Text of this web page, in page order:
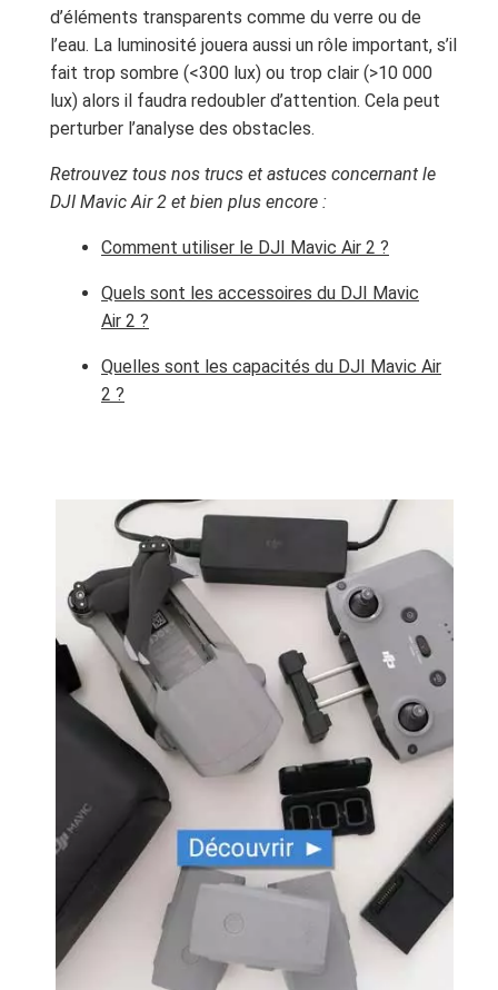
d’éléments transparents comme du verre ou de
l’eau. La luminosité jouera aussi un rôle important, s’il
fait trop sombre (<300 lux) ou trop clair (>10 000
lux) alors il faudra redoubler d’attention. Cela peut
perturber l’analyse des obstacles.
Retrouvez tous nos trucs et astuces concernant le
DJI Mavic Air 2 et bien plus encore :
Comment utiliser le DJI Mavic Air 2 ?
Quels sont les accessoires du DJI Mavic
Air 2 ?
Quelles sont les capacités du DJI Mavic Air
2 ?